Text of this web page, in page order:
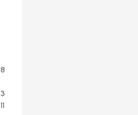
8
3
11